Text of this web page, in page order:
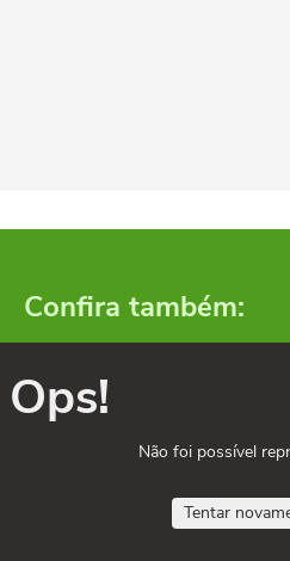
Confira também:
Ops!
Não foi possível
Tentar